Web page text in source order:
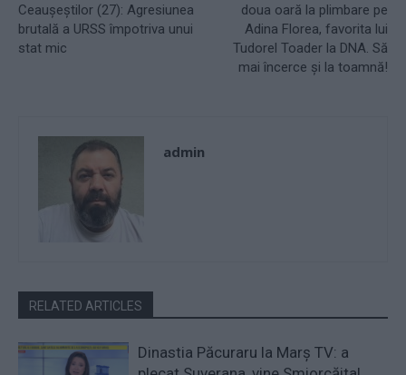
Ceauşeştilor (27): Agresiunea
brutală a URSS împotriva unui
stat mic
doua oară la plimbare pe
Adina Florea, favorita lui
Tudorel Toader la DNA. Să
mai încerce şi la toamnă!
admin
RELATED ARTICLES
Dinastia Păcuraru la Marș TV: a